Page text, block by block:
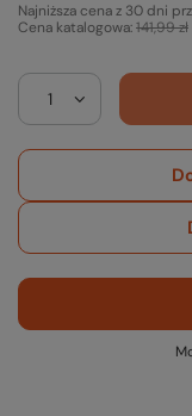
Cena katalogowa:141,99 zł
Najniższa cena z 30 dni